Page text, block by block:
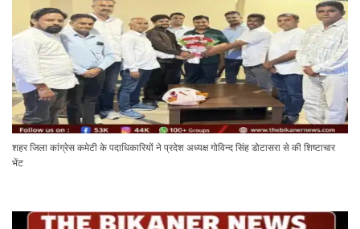
शहर जिला कांग्रेस कमेटी के पदाधिकारियों ने प्रदेश अध्यक्ष गोविन्द सिंह डोटासरा से की शिष्टाचार
भेंट